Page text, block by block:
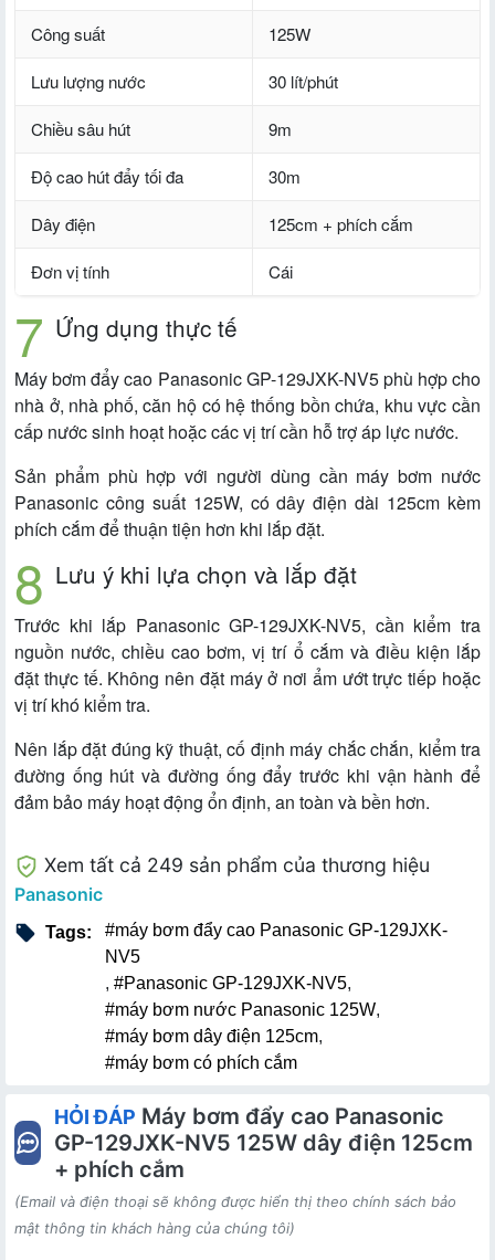
Công suất 125W
Lưu lượng nước 30 lít/phút
Chiều sâu hút 9m
Độ cao hút đẩy tối đa 30m
Dây điện 125cm + phích cắm
Đơn vị tính Cái
Ứng dụng thực tế
Máy bơm đẩy cao Panasonic GP-129JXK-NV5 phù hợp cho
nhà ở, nhà phố, căn hộ có hệ thống bồn chứa, khu vực cần
cấp nước sinh hoạt hoặc các vị trí cần hỗ trợ áp lực nước.
Sản phẩm phù hợp với người dùng cần máy bơm nước
Panasonic công suất 125W, có dây điện dài 125cm kèm
phích cắm để thuận tiện hơn khi lắp đặt.
Lưu ý khi lựa chọn và lắp đặt
Trước khi lắp Panasonic GP-129JXK-NV5, cần kiểm tra
nguồn nước, chiều cao bơm, vị trí ổ cắm và điều kiện lắp
đặt thực tế. Không nên đặt máy ở nơi ẩm ướt trực tiếp hoặc
vị trí khó kiểm tra.
Nên lắp đặt đúng kỹ thuật, cố định máy chắc chắn, kiểm tra
đường ống hút và đường ống đẩy trước khi vận hành để
đảm bảo máy hoạt động ổn định, an toàn và bền hơn.
Xem tất cả 249 sản phẩm của thương hiệu
Panasonic
Tags:
#máy bơm đẩy cao Panasonic GP-129JXK-
NV5
, #Panasonic GP-129JXK-NV5,
#máy bơm nước Panasonic 125W,
#máy bơm dây điện 125cm,
#máy bơm có phích cắm
HỎI ĐÁP Máy bơm đẩy cao Panasonic
GP-129JXK-NV5 125W dây điện 125cm
+ phích cắm
(Email và điện thoại sẽ không được hiển thị theo chính sách bảo
mật thông tin khách hàng của chúng tôi)